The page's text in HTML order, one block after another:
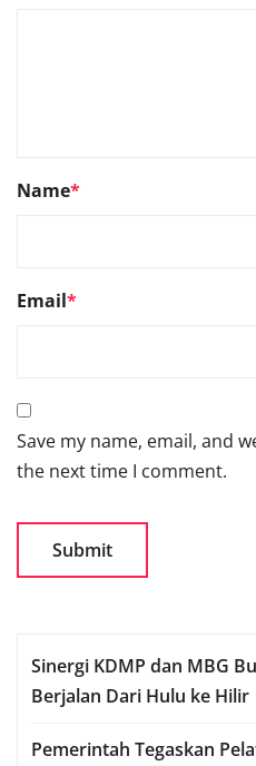
Name*
Email*
Save my name, email, and
the next time I comment.
Sinergi KDMP dan MBG
Berjalan Dari Hulu ke Hilir
Pemerintah Tegaskan